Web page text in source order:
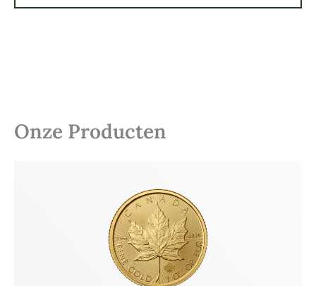
Onze Producten